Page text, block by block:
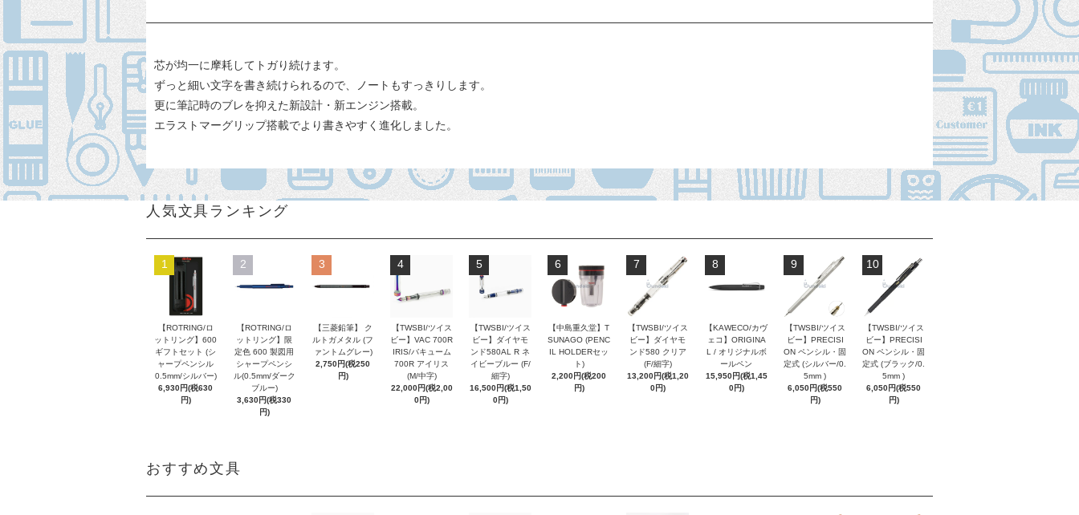
芯が均一に摩耗してトガり続けます。
ずっと細い文字を書き続けられるので、ノートもすっきりします。
更に筆記時のブレを抑えた新設計・新エンジン搭載。
エラストマーグリップ搭載でより書きやすく進化しました。
人気文具ランキング
1
【ROTRING/ロ
ットリング】600
ギフトセット (シ
ャープペンシル
0.5mm/シルバー)
6,930円(税630
円)
2
【ROTRING/ロ
ットリング】限
定色 600 製図用
シャープペンシ
ル(0.5mm/ダーク
ブルー)
3,630円(税330
円)
3
【三菱鉛筆】 ク
ルトガメタル (フ
ァントムグレー)
2,750円(税250
円)
4
【TWSBI/ツイス
ビー】VAC 700R
IRIS/バキューム
700R アイリス
(M/中字)
22,000円(税2,00
0円)
5
【TWSBI/ツイス
ビー】ダイヤモ
ンド580AL R ネ
イビーブルー (F/
細字)
16,500円(税1,50
0円)
6
【中島重久堂】T
SUNAGO (PENC
IL HOLDERセッ
ト)
2,200円(税200
円)
7
【TWSBI/ツイス
ビー】ダイヤモ
ンド580 クリア
(F/細字)
13,200円(税1,20
0円)
8
【KAWECO/カヴ
ェコ】ORIGINA
L / オリジナルボ
ールペン
15,950円(税1,45
0円)
9
【TWSBI/ツイス
ビー】PRECISI
ON ペンシル・固
定式 (シルバー/0.
5mm )
6,050円(税550
円)
10
【TWSBI/ツイス
ビー】PRECISI
ON ペンシル・固
定式 (ブラック/0.
5mm )
6,050円(税550
円)
おすすめ文具